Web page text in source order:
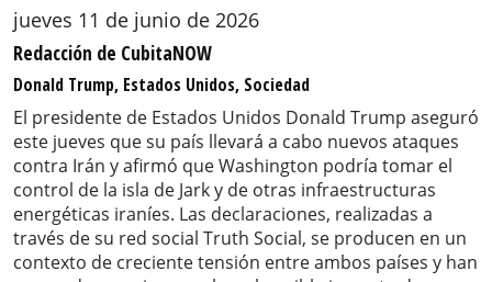
jueves 11 de junio de 2026
Redacción de CubitaNOW
Donald Trump, Estados Unidos, Sociedad
El presidente de Estados Unidos Donald Trump aseguró
este jueves que su país llevará a cabo nuevos ataques
contra Irán y afirmó que Washington podría tomar el
control de la isla de Jark y de otras infraestructuras
energéticas iraníes. Las declaraciones, realizadas a
través de su red social Truth Social, se producen en un
contexto de creciente tensión entre ambos países y han